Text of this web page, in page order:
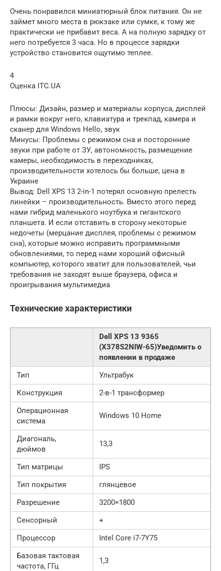
Очень понравился миниатюрный блок питания. Он не
займет много места в рюкзаке или сумке, к тому же
практически не прибавит веса. А на полную зарядку от
него потребуется 3 часа. Но в процессе зарядки
устройство становится ощутимо теплее.
4
Оценка ITC.UA
Плюсы: Дизайн, размер и материалы корпуса, дисплей
и рамки вокруг него, клавиатура и трекпад, камера и
сканер для Windows Hello, звук
Минусы: Проблемы с режимом сна и посторонние
звуки при работе от ЗУ, автономность, размещение
камеры, необходимость в переходниках,
производительности хотелось бы больше, цена в
Украине
Вывод: Dell XPS 13 2-in-1 потерял основную прелесть
линейки – производительность. Вместо этого перед
нами гибрид маленького ноутбука и гигантского
планшета. И если отставить в сторону некоторые
недочеты (мерцание дисплея, проблемы с режимом
сна), которые можно исправить программными
обновлениями, то перед нами хороший офисный
компьютер, которого хватит для пользователей, чьи
требования не заходят выше браузера, офиса и
проигрывания мультимедиа
Технические характеристики
Dell XPS 13 9365
(X378S2NIW-65)Уведомить о
появлении в продаже
Тип
Ультрабук
Конструкция
2-в-1 трансформер
Операционная
система
Windows 10 Home
Диагональ,
дюймов
13,3
Тип матрицы
IPS
Тип покрытия
глянцевое
Разрешение
3200×1800
Сенсорный
+
Процессор
Intel Core i7-7Y75
Базовая тактовая
частота, ГГц
1,3